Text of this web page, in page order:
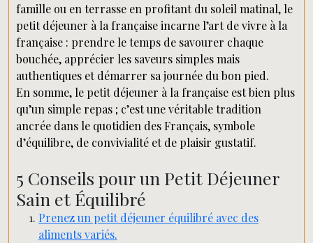
famille ou en terrasse en profitant du soleil matinal, le
petit déjeuner à la française incarne l’art de vivre à la
française : prendre le temps de savourer chaque
bouchée, apprécier les saveurs simples mais
authentiques et démarrer sa journée du bon pied.
En somme, le petit déjeuner à la française est bien plus
qu’un simple repas ; c’est une véritable tradition
ancrée dans le quotidien des Français, symbole
d’équilibre, de convivialité et de plaisir gustatif.
5 Conseils pour un Petit Déjeuner
Sain et Équilibré
Prenez un petit déjeuner équilibré avec des
aliments variés.